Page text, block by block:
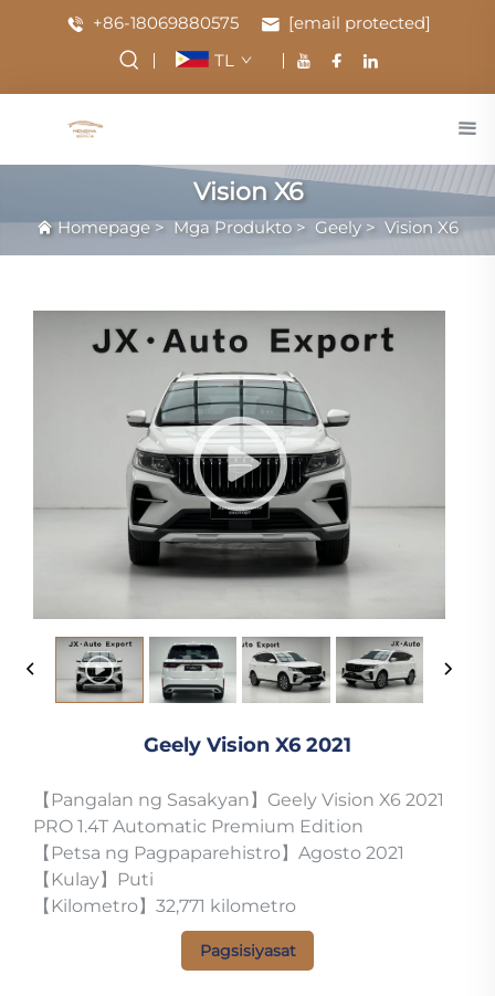
+86-18069880575
[email protected]
TL
Vision X6
Homepage > Mga Produkto > Geely > Vision X6
Geely Vision X6 2021
【Pangalan ng Sasakyan】Geely Vision X6 2021
PRO 1.4T Automatic Premium Edition
【Petsa ng Pagpaparehistro】Agosto 2021
【Kulay】Puti
【Kilometro】32,771 kilometro
Pagsisiyasat